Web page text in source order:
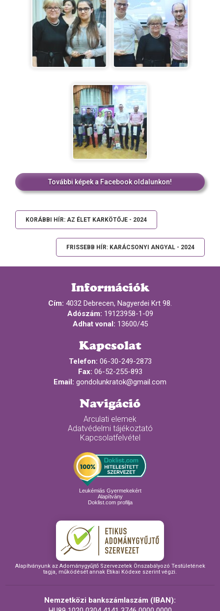
További képek a Facebook oldalunkon!
KORÁBBI HÍR: AZ ÉLET KARKÖTŐJE - 2024
FRISSEBB HÍR: KARÁCSONYI ANGYAL - 2024
Információk
Cím: 4032 Debrecen, Nagyerdei Krt 98.
Adószám: 19123958-1-09
Adhat vonal: 13600/45
Kapcsolat
Telefon: 06-30-249-2873
Fax: 06-52-255-893
Email: gondolunkratok@gmail.com
Navigáció
Arculati elemek
Adatvédelmi tájékoztató
Kapcsolatfelvétel
Leukémiás Gyermekekért
Alapítvány
Doklist.com profilja
Alapítványunk az Adománygyűjtő Szervezetek Önszabályozó Testületének
tagja, működését annak Etikai Kódexe szerint végzi.
Nemzetközi bankszámlaszám (IBAN):